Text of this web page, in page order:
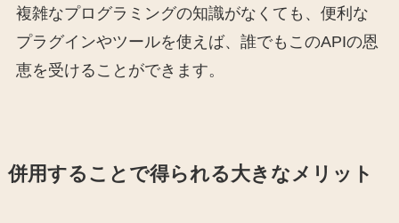
複雑なプログラミングの知識がなくても、便利な
プラグインやツールを使えば、誰でもこのAPIの恩
恵を受けることができます。
併用することで得られる大きなメリット